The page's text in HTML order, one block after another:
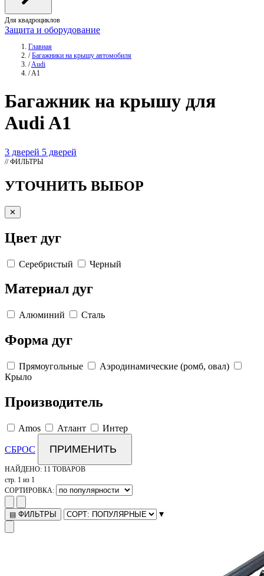
Для квадроциклов
Защита и оборудование
Главная
/ Багажники на крышу автомобиля
/Audi
/A1
Багажникна крышу для
Audi A1
3 дверей 5 дверей
// ФИЛЬТРЫ
УТОЧНИТЬ ВЫБОР
✕
Цвет дуг
Серебристый Черный
Материал дуг
Алюминий Сталь
Форма дуг
Прямоугольные
Аэродинамические (ромб, овал)
Крыло
Производитель
Amos Атлант Интер
СБРОС ПРИМЕНИТЬ
НАЙДЕНО: 11 ТОВАРОВ
стр. 1 из 1
СОРТИРОВКА:
▤ ФИЛЬТРЫ ▾